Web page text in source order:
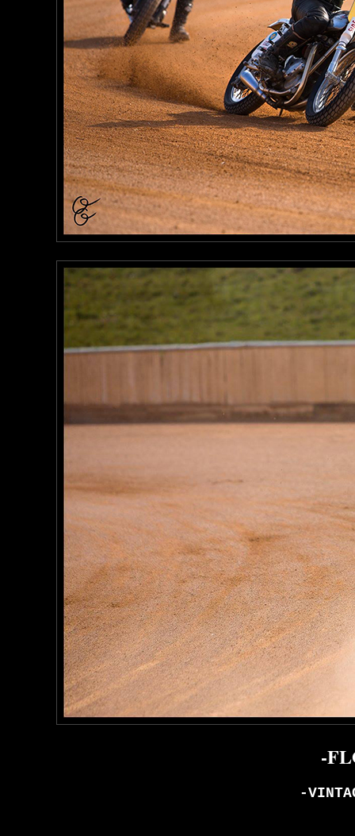
-
-